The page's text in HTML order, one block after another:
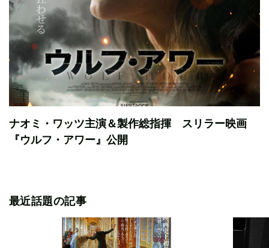
ナオミ・ワッツ主演＆製作総指揮 スリラー映画
『ウルフ・アワー』公開
最近話題の記事